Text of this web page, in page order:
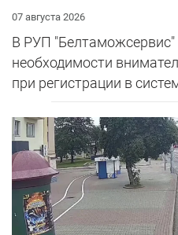
07 августа 2026
В РУП
необходимости
при регистрации в